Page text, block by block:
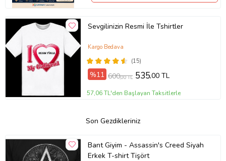
Sevgilinizin Resmi İle Tshirtler
(15)
Kargo Bedava
%11 600,00 TL 535,00 TL
57,06 TL'den Başlayan Taksitlerle
Son Gezdikleriniz
Bant Giyim - Assassin's Creed Siyah
Erkek T-shirt Tişört